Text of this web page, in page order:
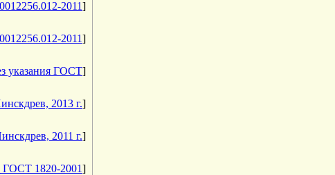
2011]
2011]
указания ГОСТ]
2013 г.]
2011 г.]
ГОСТ 1820-2001]